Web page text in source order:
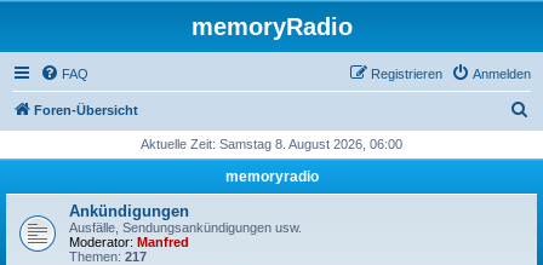
memoryRadio
FAQ Anmelden
Registrieren
Foren-Übersicht
h
Aktuelle Zeit: Samstag 8. August 2026, 06:00
memoryradio
Ankündigungen
Ausfälle, Sendungsankündigungen usw.
Moderator: Manfred
Themen: 217